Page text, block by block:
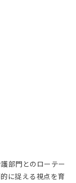
部門とのローテー
に捉える視点を育